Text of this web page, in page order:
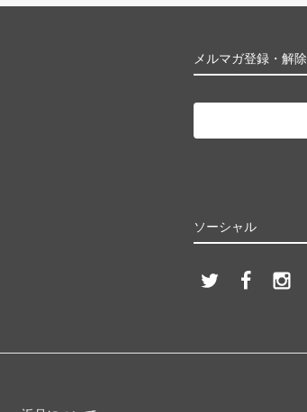
メルマガ登録・解除
ソーシャル